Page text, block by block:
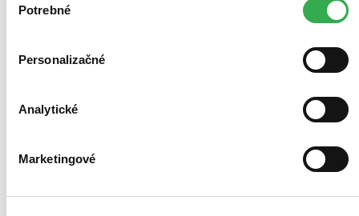
keby sme mohli používať všetky tieto cookies. Ďakujeme!
súhlasu
Potrebné
Personalizačné
Analytické
Marketingové